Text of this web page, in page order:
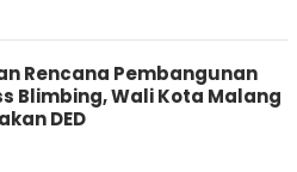
Rencana Pembangunan
Blimbing, Wali Kota Malang
DED